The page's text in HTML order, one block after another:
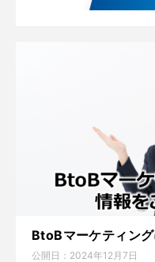
BtoBマーケティン
公開日： 2024年12月7日